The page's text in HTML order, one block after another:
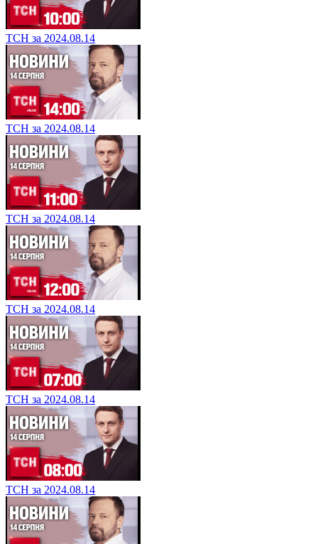
ТСН за 2024.08.14
ТСН за 2024.08.14
ТСН за 2024.08.14
ТСН за 2024.08.14
ТСН за 2024.08.14
ТСН за 2024.08.14